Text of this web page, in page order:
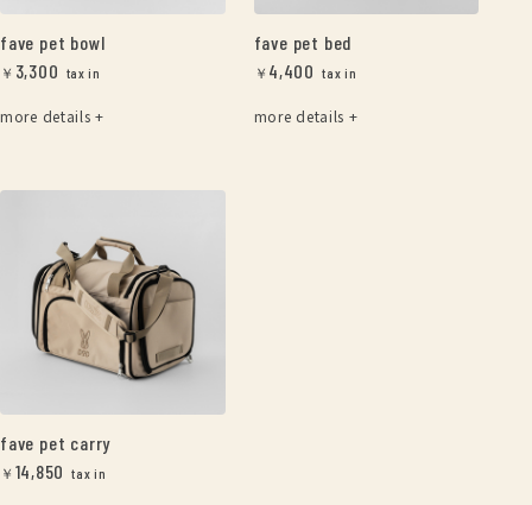
fave pet bowl
￥ 3,300
more details +
fave pet bed
￥ 4,400
more details +
fave pet carry
￥ 14,850